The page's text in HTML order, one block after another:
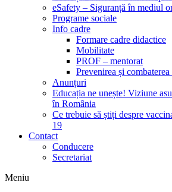
eSafety – Siguranță în mediul
Programe sociale
Info cadre
Formare cadre didactice
Mobilitate
PROF – mentorat
Prevenirea și
Anunțuri
Educația ne unește! Viziune
în România
Ce trebuie să știți despre
19
Contact
Conducere
Secretariat
Meniu